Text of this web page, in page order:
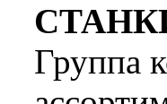
17 400 р
Измеритель (счетчик)
каната) диаметром до 20
Группа